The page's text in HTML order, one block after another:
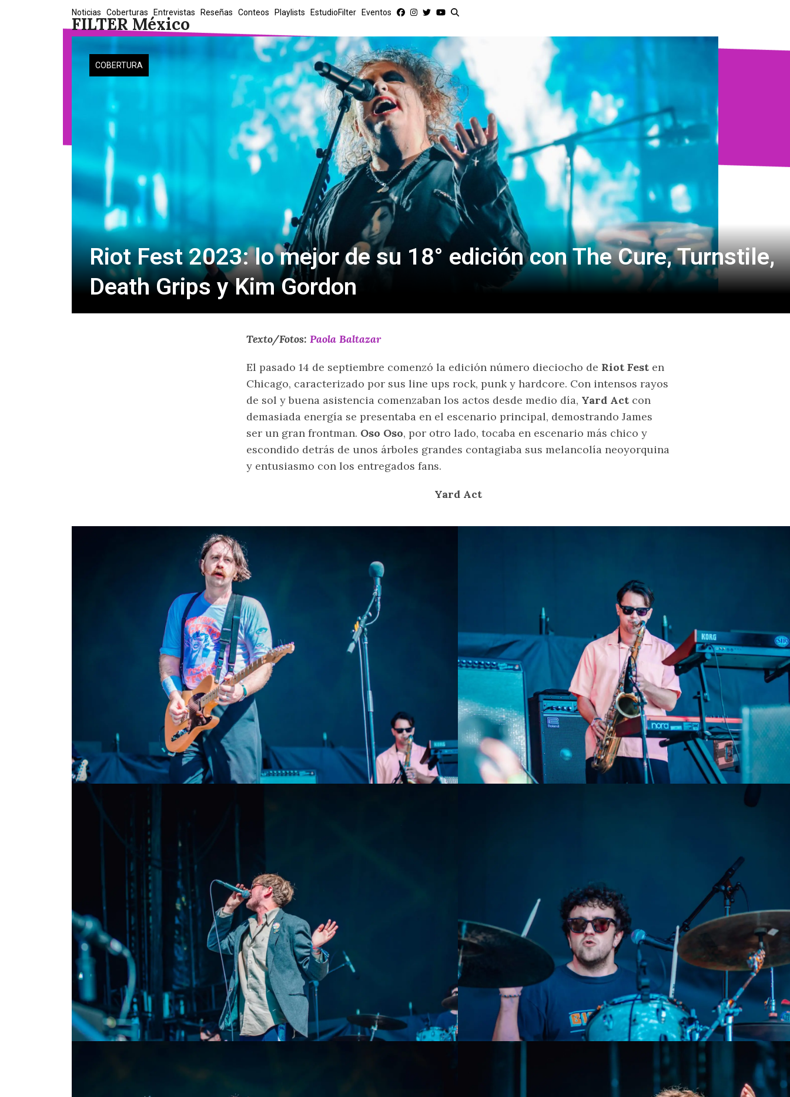
FILTER México
Noticias Coberturas Entrevistas Reseñas Conteos Playlists EstudioFilter Eventos
COBERTURA
Riot Fest 2023: lo mejor de su 18° edición con The Cure, Turnstile,
Death Grips y Kim Gordon
Texto/Fotos: Paola Baltazar
El pasado 14 de septiembre comenzó la edición número dieciocho de Riot Fest en
Chicago, caracterizado por sus line ups rock, punk y hardcore. Con intensos rayos
de sol y buena asistencia comenzaban los actos desde medio día, Yard Act con
demasiada energía se presentaba en el escenario principal, demostrando James
ser un gran frontman. Oso Oso, por otro lado, tocaba en escenario más chico y
escondido detrás de unos árboles grandes contagiaba sus melancolía neoyorquina
y entusiasmo con los entregados fans.
Yard Act